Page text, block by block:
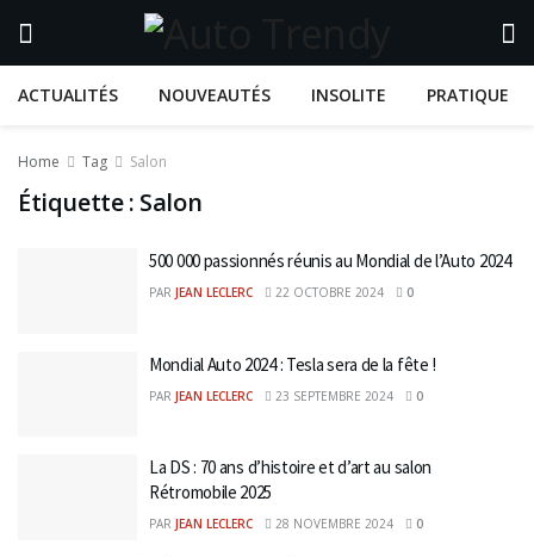
ACTUALITÉS NOUVEAUTÉS INSOLITE PRATIQUE
Home Tag Salon
Étiquette : Salon
500 000 passionnés réunis au Mondial de l’Auto 2024
PAR JEAN LECLERC 22 OCTOBRE 2024 0
Mondial Auto 2024 : Tesla sera de la fête !
PAR JEAN LECLERC 23 SEPTEMBRE 2024 0
La DS : 70 ans d’histoire et d’art au salon
Rétromobile 2025
PAR JEAN LECLERC 28 NOVEMBRE 2024 0